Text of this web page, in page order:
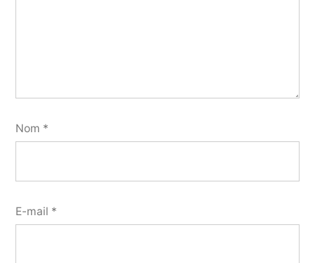
Nom *
E-mail *